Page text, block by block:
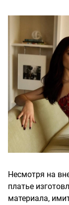
Несмотря на
платье
материала,